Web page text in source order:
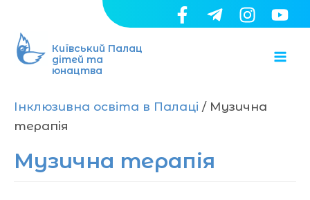
вмісту
Київський Палац
дітей та
юнацтва
Інклюзивна освіта в Палаці / Музична
терапія
Музична терапія